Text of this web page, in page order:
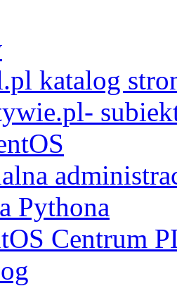
katalog
Pythona
Centrum